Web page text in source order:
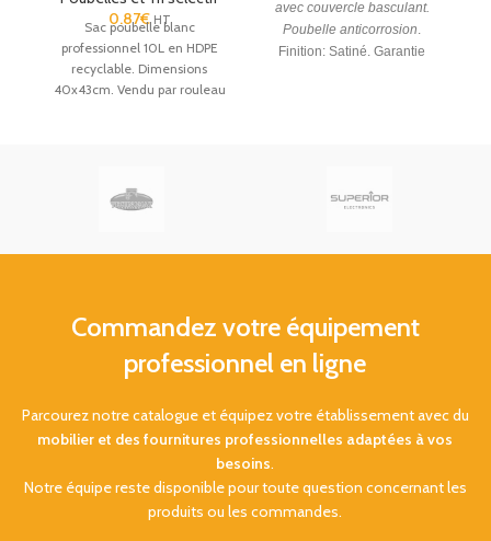
0.87€ HT
Sac poubelle blanc
professionnel 10L en HDPE
recyclable. Dimensions
40x43cm. Vendu par rouleau
soins. Réf. 1000018342.
Métropolitaine (Hors Corse).
avec couvercle basculant.
Poubelle anticorrosion.
Finition: Satiné. Garantie
Commandez votre équipement
professionnel en ligne
Parcourez notre catalogue et équipez votre établissement avec du
mobilier et des fournitures professionnelles adaptées à vos
besoins.
Notre équipe reste disponible pour toute question concernant les
produits ou les commandes.